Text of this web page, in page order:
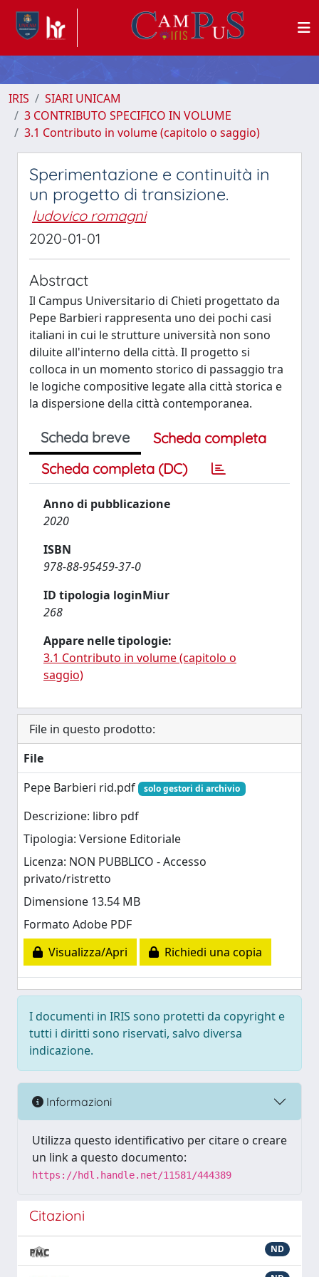
IRIS
SIARI UNICAM
3 CONTRIBUTO SPECIFICO IN VOLUME
3.1 Contributo in volume (capitolo o saggio)
Sperimentazione e continuità in
un progetto di transizione.
ludovico romagni
2020-01-01
Abstract
Il Campus Universitario di Chieti progettato da
Pepe Barbieri rappresenta uno dei pochi casi
italiani in cui le strutture università non sono
diluite all'interno della città. Il progetto si
colloca in un momento storico di passaggio tra
le logiche compositive legate alla città storica e
la dispersione della città contemporanea.
Scheda breve
Scheda completa
Scheda completa (DC)
Anno di pubblicazione
2020
ISBN
978-88-95459-37-0
ID tipologia loginMiur
268
Appare nelle tipologie:
3.1 Contributo in volume (capitolo o
saggio)
File in questo prodotto:
File
Pepe Barbieri rid.pdf
solo gestori di archivio
Descrizione: libro pdf
Tipologia: Versione Editoriale
Licenza: NON PUBBLICO - Accesso
privato/ristretto
Dimensione 13.54 MB
Formato Adobe PDF
Visualizza/Apri
Richiedi una copia
I documenti in IRIS sono protetti da copyright e
tutti i diritti sono riservati, salvo diversa
indicazione.
Informazioni
Utilizza questo identificativo per citare o creare
un link a questo documento:
https://hdl.handle.net/11581/444389
Citazioni
ND